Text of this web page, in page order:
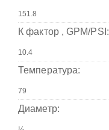
К фактор , GPM/PSI:
Температура:
Диаметр: